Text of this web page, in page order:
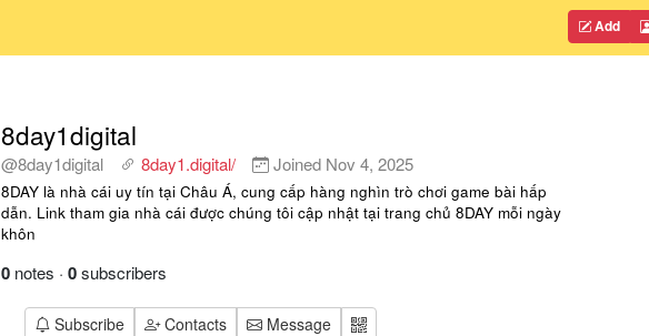
Add
8day1digital
@8day1digital 8day1.digital/ Joined Nov 4, 2025
8DAY là nhà cái uy tín tại Châu Á, cung cấp hàng nghìn trò chơi game bài hấp
dẫn. Link tham gia nhà cái được chúng tôi cập nhật tại trang chủ 8DAY mỗi ngày
khôn
0 notes · 0subscribers
Subscribe Contacts Message